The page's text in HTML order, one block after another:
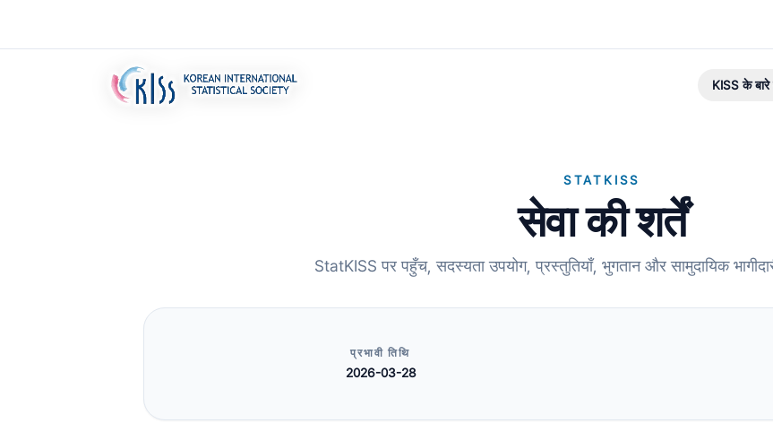
KISS के बारे
STATKISS
सेवा की शर्तें
StatKISS पर पहुँच, सदस्यता उपयोग, प्रस्तुतियाँ, भुगतान और सामुदायिक
प्रभावी तिथि
2026-03-28